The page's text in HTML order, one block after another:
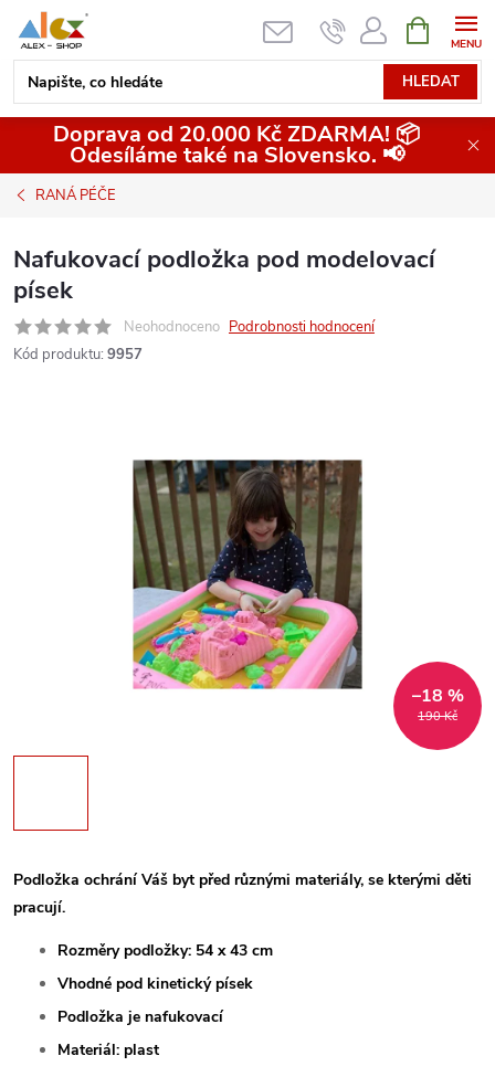
obsah
HLEDAT
NÁKUPNÍ
KOŠÍK
Doprava od 20.000 Kč ZDARMA! 📦
Odesíláme také na Slovensko. 📢
RANÁ PÉČE
Nafukovací podložka pod modelovací
písek
Neohodnoceno Podrobnosti hodnocení
Kód produktu: 9957
190 Kč
–18 %
Podložka ochrání Váš byt před různými materiály, se kterými děti
pracují.
Rozměry podložky: 54 x 43 cm
Vhodné pod kinetický písek
Podložka je nafukovací
Materiál: plast